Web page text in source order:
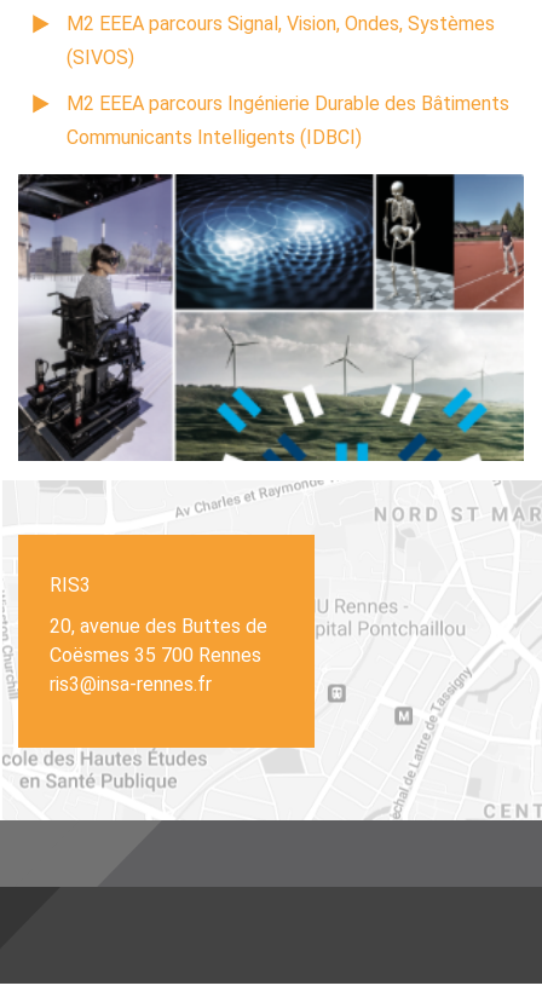
M2 EEEA parcours Signal, Vision, Ondes, Systèmes
(SIVOS)
M2 EEEA parcours Ingénierie Durable des Bâtiments
Communicants Intelligents (IDBCI)
RIS3
20, avenue des Buttes de
Coësmes 35 700 Rennes
ris3@insa-rennes.fr